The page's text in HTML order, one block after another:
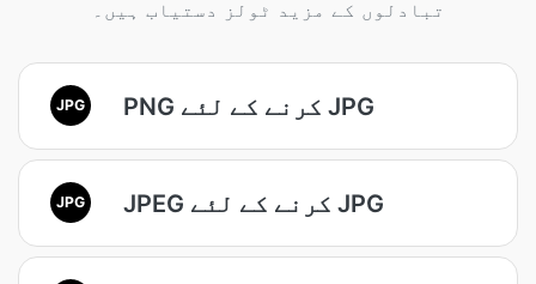
تبادلوں کے مزید ٹولز دستیاب ہیں۔
JPG PNG کرنے کے لئے JPG
JPG JPEG کرنے کے لئے JPG